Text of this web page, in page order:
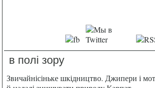
в полі зору
Звичайнісіньке шкідництво. Джипери і